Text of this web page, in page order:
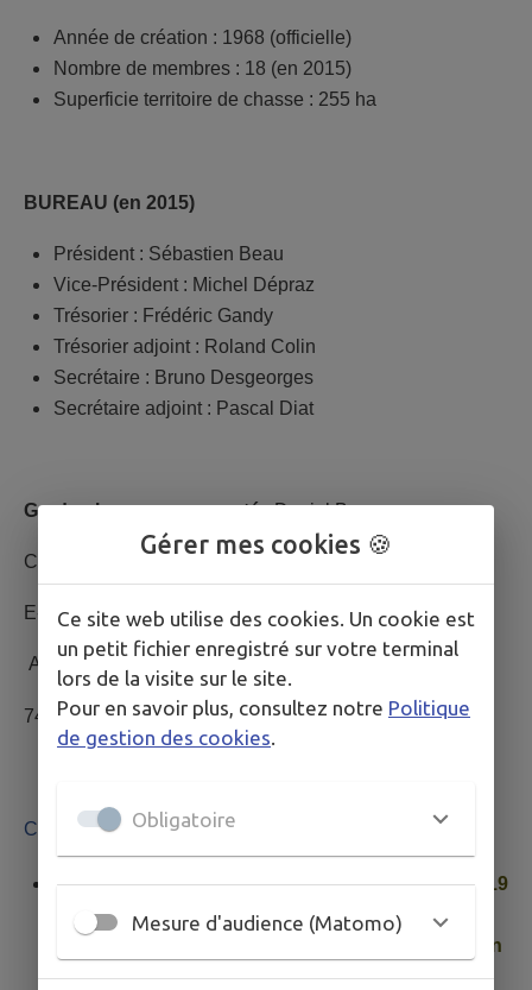
Année de création : 1968 (officielle)
Nombre de membres : 18 (en 2015)
Superficie territoire de chasse : 255 ha
BUREAU (en 2015)
Président : Sébastien Beau
Vice-Président : Michel Dépraz
Trésorier : Frédéric Gandy
Trésorier adjoint : Roland Colin
Secrétaire : Bruno Desgeorges
Secrétaire adjoint : Pascal Diat
Garde-chasse assermenté: Daniel Beau
Contact : Sébastien Beau
E-mail :sebetjessica@free.fr
Adresse : Chemin des bois
74350 Saint-Blaise
Calendrier
La chasse est ouverte : du8 septembre 2024au
19
janvier 2025
(suivant les directives du Schéma
Départemental de Gestion Cynégétique et du Plan
de Chasse attribué)
Gérer mes cookies 🍪
Ce site web utilise des cookies. Un cookie est
un petit fichier enregistré sur votre terminal
lors de la visite sur le site.
Pour en savoir plus, consultez notre Politique
de gestion des cookies.
Obligatoire
Mesure d'audience (Matomo)